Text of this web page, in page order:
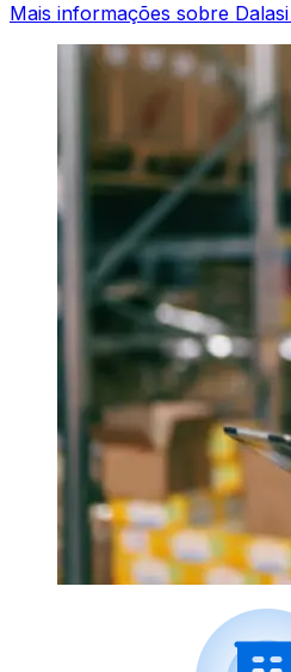
Mais informações sobre